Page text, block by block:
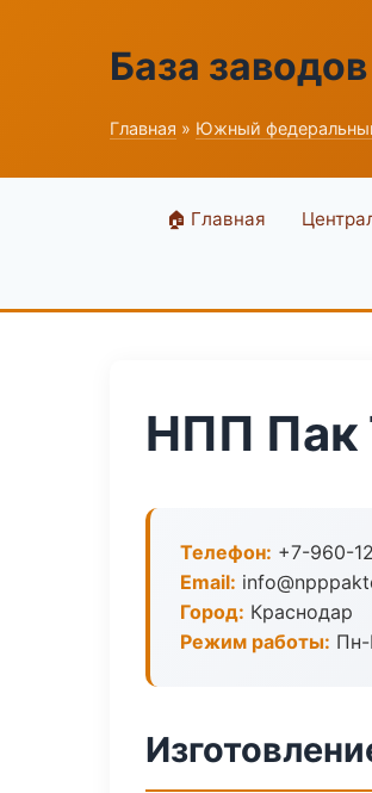
База
Главная » Южный
🏠 Главная
НПП Пак
Телефон: +7-960-
Email:
Город: Краснодар
Режим работы: Пн-